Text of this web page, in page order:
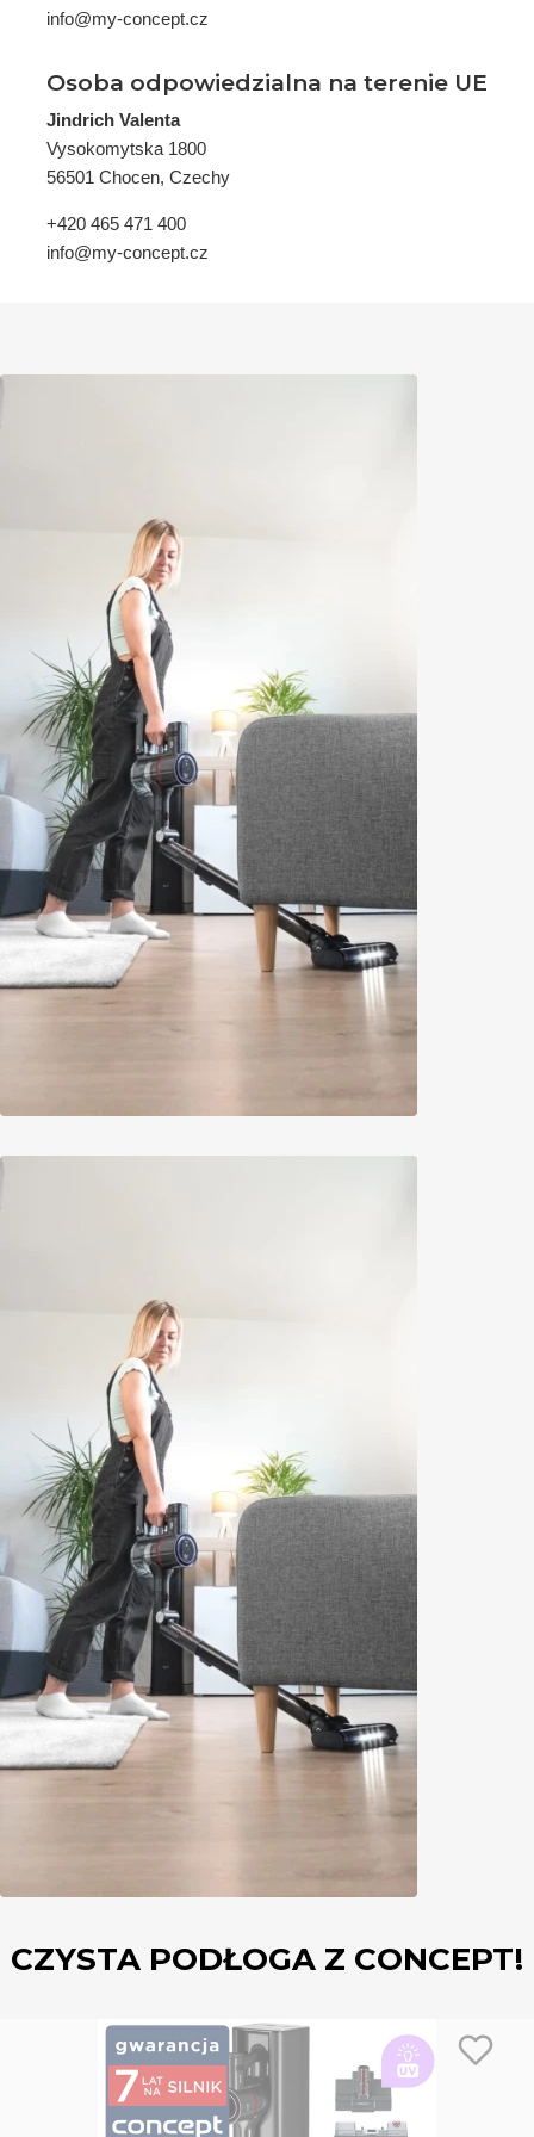
info@my-concept.cz
Osoba odpowiedzialna na terenie UE
Jindrich Valenta
Vysokomytska 1800
56501 Chocen, Czechy
+420 465 471 400
info@my-concept.cz
CZYSTA PODŁOGA Z CONCEPT!